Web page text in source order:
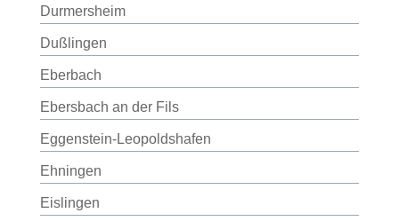
Durmersheim
Dußlingen
Eberbach
Ebersbach an der Fils
Eggenstein-Leopoldshafen
Ehningen
Eislingen